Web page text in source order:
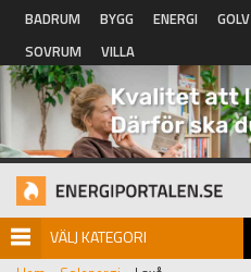
Hoppa till huvudinnehåll
BADRUM BYGG ENERGI GOLV
SOVRUM
VILLA
VÄLJ KATEGORI